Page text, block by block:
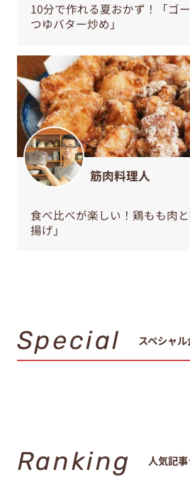
10分で作れる夏おかず！「ゴ
つゆバター炒め」
筋肉料理人
食べ比べが楽しい！鶏もも肉
揚げ」
Special スペシャ
Ranking 人気記